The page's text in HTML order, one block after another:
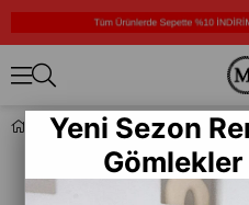
%100 Pamuk/Likra
Yeni Sezon